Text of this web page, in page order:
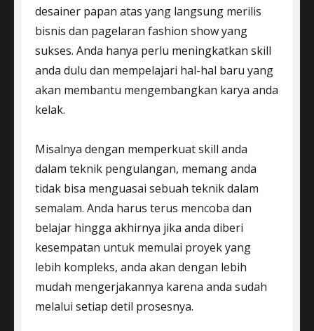
desainer papan atas yang langsung merilis
bisnis dan pagelaran fashion show yang
sukses. Anda hanya perlu meningkatkan skill
anda dulu dan mempelajari hal-hal baru yang
akan membantu mengembangkan karya anda
kelak.
Misalnya dengan memperkuat skill anda
dalam teknik pengulangan, memang anda
tidak bisa menguasai sebuah teknik dalam
semalam. Anda harus terus mencoba dan
belajar hingga akhirnya jika anda diberi
kesempatan untuk memulai proyek yang
lebih kompleks, anda akan dengan lebih
mudah mengerjakannya karena anda sudah
melalui setiap detil prosesnya.